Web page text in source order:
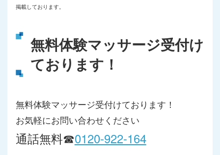
掲載しております。
無料体験マッサージ受付け
ております！
無料体験マッサージ受付けております！
お気軽にお問い合わせください
通話無料☎0120-922-164